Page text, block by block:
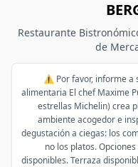
Restaurante
de
⚠️ Por favor, informe a
alimentaria El chef Maxime
estrellas Michelin) crea
ambiente acogedor e
degustación a ciegas: los
no los platos.
disponibles. Terraza